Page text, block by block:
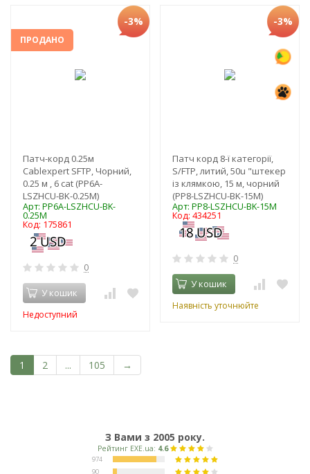
ПРОДАНО
-3%
Патч-корд 0.25м
Cablexpert SFTP, Чорний,
0.25 м , 6 cat (PP6A-
LSZHCU-BK-0.25M)
Арт: PP6A-LSZHCU-BK-
0.25M
Код: 175861
0
У кошик
Недоступний
-3%
Патч корд 8-ї категорії,
S/FTP, литий, 50u "штекер
із клямкою, 15 м, чорний
(PP8-LSZHCU-BK-15M)
Арт: PP8-LSZHCU-BK-15M
Код: 434251
0
У кошик
Наявність уточнюйте
1 2 ... 105 →
З Вами з 2005 року.